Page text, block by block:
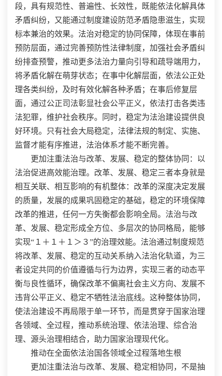
段，具有规范性、普遍性、长效性，既能依法化解具体
矛盾纠纷，又能通过制度建设防范矛盾隐患滋生，实现
标本兼治的效果。法治对稳定的协同保障，体现在事前
预防层面，通过完善预防性法律制度，加强社会矛盾纠
纷排查预警，推动更多法治力量向引导和疏导端用力，
将矛盾化解在萌芽状态；在事中化解层面，依法公正处
理各类纠纷，及时有效化解各种矛盾；在事后修复层
面，通过公正司法彰显社会公平正义，依法打击各类违
法犯罪，维护社会秩序。同时，稳定为法治建设提供良
好环境。只有社会大局稳定，法律法规的制定、实施、
监督才能有序推进，法治体系才能不断完善。
更加注重法治与改革、发展、稳定的整体协同：以
法治促进高效能治理。改革、发展、稳定三者本身就是
相互关联、相互影响的有机整体：改革的深度决定发展
的质量，发展的成果巩固稳定的基础，稳定的环境保障
改革的推进，任何一方失衡都会影响全局。法治与改
革、发展、稳定形成全方位、多层次的协同格局，能够
实现“１＋１＋１＞３”的治理效能。法治通过制度规范
将改革、发展、稳定的互动关系纳入法治化轨道，为三
者设定共同的价值遵循与行为边界，实现三者的动态平
衡与良性循环，确保改革不偏离社会主义方向、发展不
违背公平正义、稳定不牺牲法治底线。这种整体协同，
使法治建设不再局限于单一环节，而是贯穿于国家治理
各领域、全过程，推动系统治理、依法治理、综合治
理、源头治理相结合，助力国家治理现代化。
推动在全面依法治国各领域全过程落地生根
更加注重法治与改革、发展、稳定相协同，不是抽